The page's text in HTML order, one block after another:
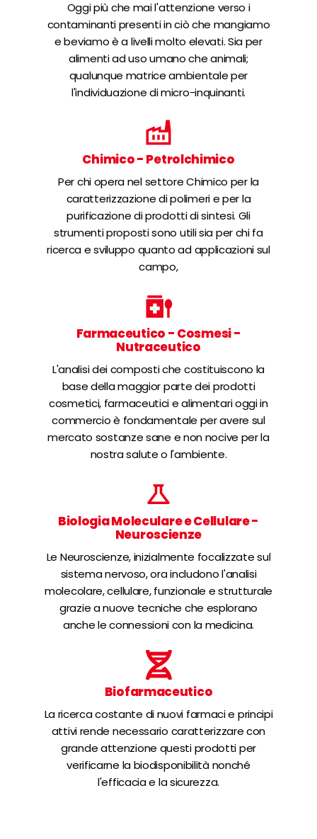
Oggi più che mai l'attenzione verso i
contaminanti presenti in ciò che mangiamo
e beviamo è a livelli molto elevati. Sia per
alimenti ad uso umano che animali;
qualunque matrice ambientale per
l'individuazione di micro-inquinanti.
Chimico - Petrolchimico
Per chi opera nel settore Chimico per la
caratterizzazione di polimeri e per la
purificazione di prodotti di sintesi. Gli
strumenti proposti sono utili sia per chi fa
ricerca e sviluppo quanto ad applicazioni sul
campo,
Farmaceutico - Cosmesi -
Nutraceutico
L'analisi dei composti che costituiscono la
base della maggior parte dei prodotti
cosmetici, farmaceutici e alimentari oggi in
commercio è fondamentale per avere sul
mercato sostanze sane e non nocive per la
nostra salute o l'ambiente.
Biologia Moleculare e Cellulare -
Neuroscienze
Le Neuroscienze, inizialmente focalizzate sul
sistema nervoso, ora includono l'analisi
molecolare, cellulare, funzionale e strutturale
grazie a nuove tecniche che esplorano
anche le connessioni con la medicina.
Biofarmaceutico
La ricerca costante di nuovi farmaci e principi
attivi rende necessario caratterizzare con
grande attenzione questi prodotti per
verificarne la biodisponibilità nonché
l'efficacia e la sicurezza.